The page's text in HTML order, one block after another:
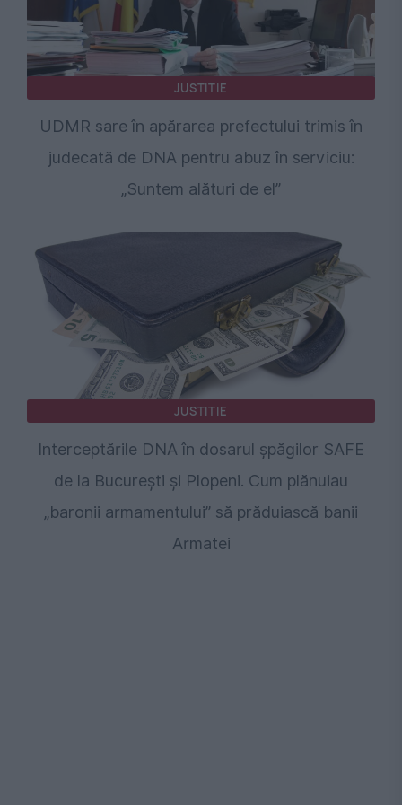
JUSTITIE
UDMR sare în apărarea prefectului trimis în
judecată de DNA pentru abuz în serviciu:
„Suntem alături de el”
JUSTITIE
Interceptările DNA în dosarul șpăgilor SAFE
de la București și Plopeni. Cum plănuiau
„baronii armamentului” să prăduiască banii
Armatei